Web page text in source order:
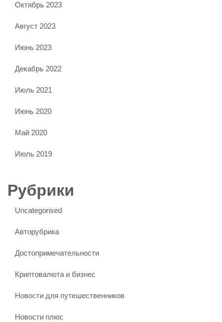
Октябрь 2023
Август 2023
Июнь 2023
Декабрь 2022
Июль 2021
Июнь 2020
Май 2020
Июль 2019
Рубрики
Uncategorised
Авторубрика
Достопримечательности
Криптовалюта и бизнес
Новости для путешественников
Новости плюс